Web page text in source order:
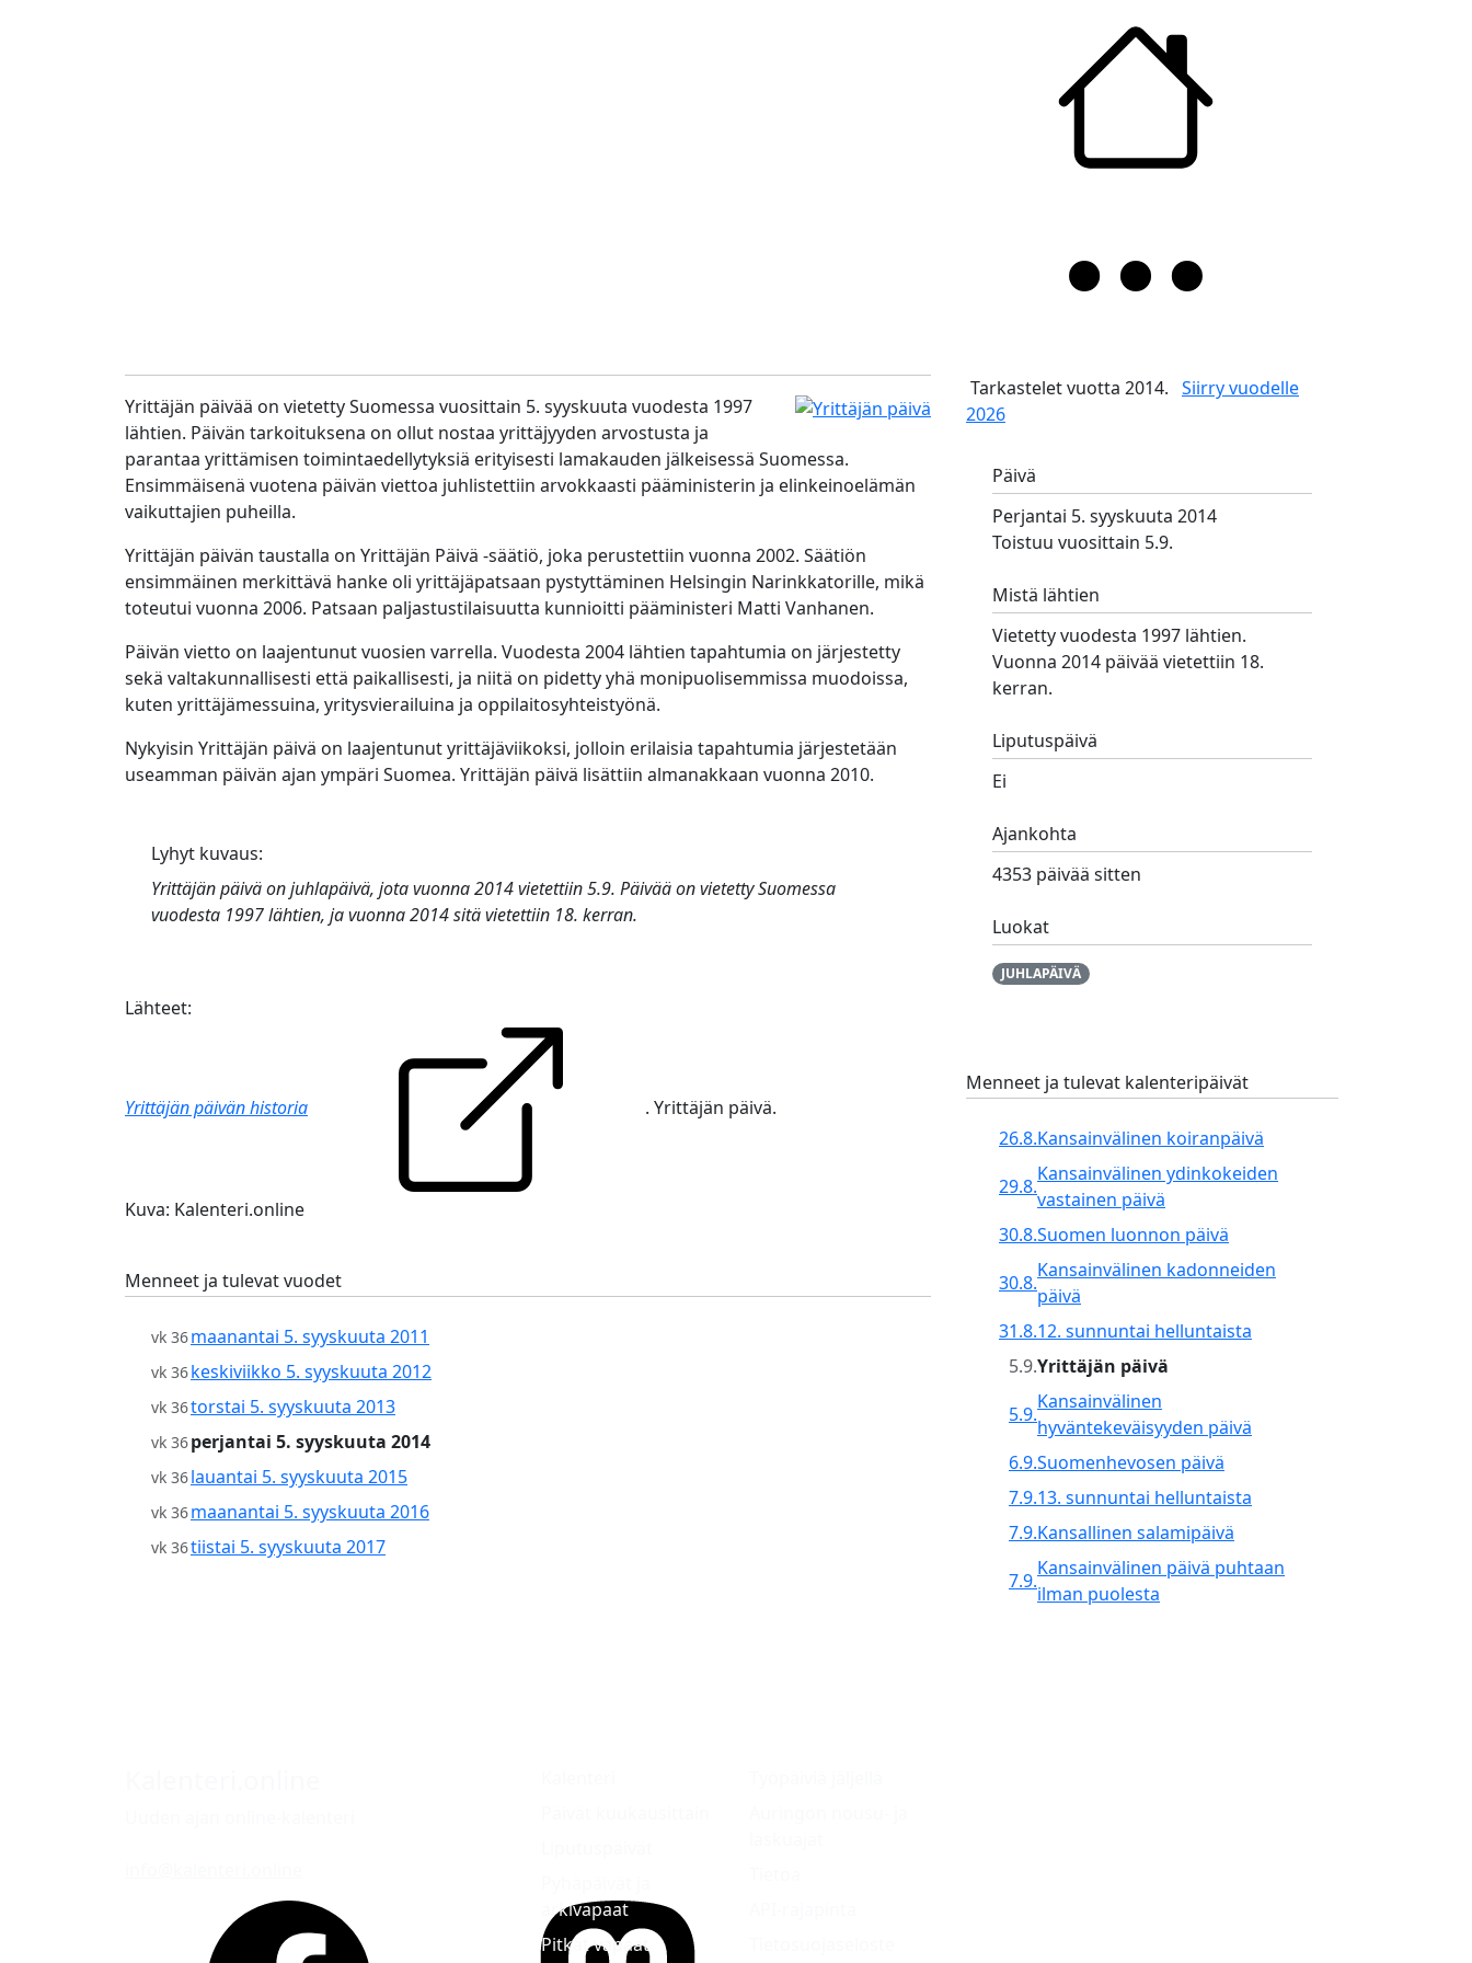
Yrittäjän päivää on vietetty Suomessa vuosittain 5. syyskuuta vuodesta 1997
lähtien. Päivän tarkoituksena on ollut nostaa yrittäjyyden arvostusta ja
parantaa yrittämisen toimintaedellytyksiä erityisesti lamakauden jälkeisessä Suomessa.
Ensimmäisenä vuotena päivän viettoa juhlistettiin arvokkaasti pääministerin ja elinkeinoelämän
vaikuttajien puheilla.
Yrittäjän päivän taustalla on Yrittäjän Päivä -säätiö, joka perustettiin vuonna 2002. Säätiön
ensimmäinen merkittävä hanke oli yrittäjäpatsaan pystyttäminen Helsingin Narinkkatorille, mikä
toteutui vuonna 2006. Patsaan paljastustilaisuutta kunnioitti pääministeri Matti Vanhanen.
Päivän vietto on laajentunut vuosien varrella. Vuodesta 2004 lähtien tapahtumia on järjestetty
sekä valtakunnallisesti että paikallisesti, ja niitä on pidetty yhä monipuolisemmissa muodoissa,
kuten yrittäjämessuina, yritysvierailuina ja oppilaitosyhteistyönä.
Nykyisin Yrittäjän päivä on laajentunut yrittäjäviikoksi, jolloin erilaisia tapahtumia järjestetään
useamman päivän ajan ympäri Suomea. Yrittäjän päivä lisättiin almanakkaan vuonna 2010.
Lyhyt kuvaus:
Yrittäjän päiväon juhlapäivä, jota vuonna 2014 vietettiin 5.9. Päivää on vietetty Suomessa
vuodesta 1997 lähtien, ja vuonna 2014 sitä vietettiin 18. kerran.
Lähteet:
Yrittäjän päivän historia . Yrittäjän päivä.
Kuva: Kalenteri.online
Menneet ja tulevat vuodet
vk 36maanantai 5. syyskuuta 2011
vk 36keskiviikko 5. syyskuuta 2012
vk 36torstai 5. syyskuuta 2013
vk 36perjantai 5. syyskuuta 2014
vk 36lauantai 5. syyskuuta 2015
vk 36maanantai 5. syyskuuta 2016
vk 36tiistai 5. syyskuuta 2017
Tarkastelet vuotta 2014. Siirry vuodelle
2026
Päivä
Perjantai 5. syyskuuta 2014
Toistuu vuosittain 5.9.
Mistä lähtien
Vietetty vuodesta 1997 lähtien.
Vuonna 2014 päivää vietettiin 18.
kerran.
Liputuspäivä
Ei
Ajankohta
4353 päivää sitten
Luokat
JUHLAPÄIVÄ
Menneet ja tulevat kalenteripäivät
26.8.Kansainvälinen koiranpäivä
29.8.
Kansainvälinen ydinkokeiden
vastainen päivä
30.8.Suomen luonnon päivä
30.8.
Kansainvälinen kadonneiden
päivä
31.8.12. sunnuntai helluntaista
5.9.Yrittäjän päivä
5.9.
Kansainvälinen
hyväntekeväisyyden päivä
6.9.Suomenhevosen päivä
7.9.13. sunnuntai helluntaista
7.9.Kansallinen salamipäivä
7.9.
Kansainvälinen päivä puhtaan
ilman puolesta
arkivapaat
Pitkät vapaat